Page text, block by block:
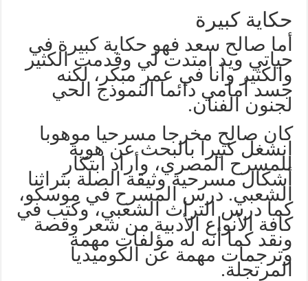
حكاية كبيرة
أما صالح سعد فهو حكاية كبيرة في
حياتي ويد امتدت لي وقدمت الكثير
والكثير وأنا في عمر مبكر، لكنه
جسد أمامي دائما النموذج الحي
لجنون الفنان.
كان صالح مخرجا مسرحيا موهوبا
انشغل كثيرا بالبحث عن هوية
للمسرح المصري، وأراد ابتكار
أشكال مسرحية وثيقة الصلة بتراثنا
الشعبي. درس المسرح في موسكو،
كما درس التراث الشعبي، وكتب في
كافة الأنواع الأدبية من شعر وقصة
ونقد كما أنه له مؤلفات مهمة
وترجمات مهمة عن الكوميديا
المرتجلة.